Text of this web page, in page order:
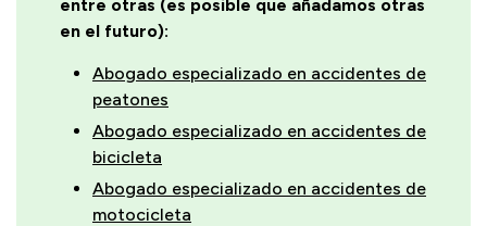
entre otras (es posible que añadamos otras
en el futuro):
Abogado especializado en accidentes de
peatones
Abogado especializado en accidentes de
bicicleta
Abogado especializado en accidentes de
motocicleta